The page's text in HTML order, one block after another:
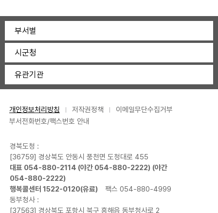
부서별
시군청
유관기관
개인정보처리방침 저작권정책
이메일무단수집거부
부서전화번호/팩스번호 안내
경북도청 :
[36759] 경상북도 안동시 풍천면 도청대로 455
대표 054-880-2114 (야간 054-880-2222) (야간
054-880-2222)
행복콜센터 1522-0120(유료)
팩스 054-880-4999
동부청사 :
[37563] 경상북도 포항시 북구 흥해읍 동부청사로 2